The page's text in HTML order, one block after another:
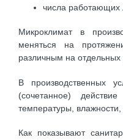
числа работающих
Микроклимат в
меняться на
различным на отдельных
В производственных
(сочетанное)
температуры, влажности,
Как показывают